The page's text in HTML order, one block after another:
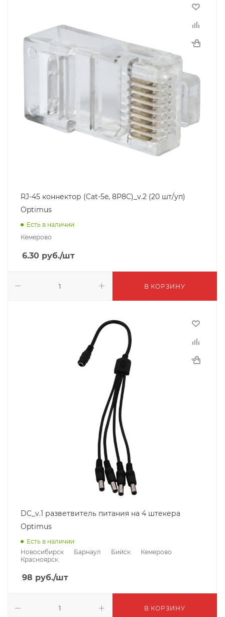
RJ-45 коннектор (Cat-5e, 8P8C)_v.2 (20 шт/уп)
Optimus
Есть в наличии
Кемерово
6.30 руб./шт
В КОРЗИНУ
DC_v.1 разветвитель питания на 4 штекера
Optimus
Есть в наличии
Новосибирск
Барнаул Бийск
Кемерово
Красноярск
98 руб./шт
В КОРЗИНУ